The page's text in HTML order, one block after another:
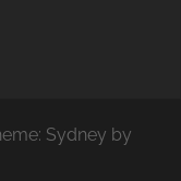
Sydney by